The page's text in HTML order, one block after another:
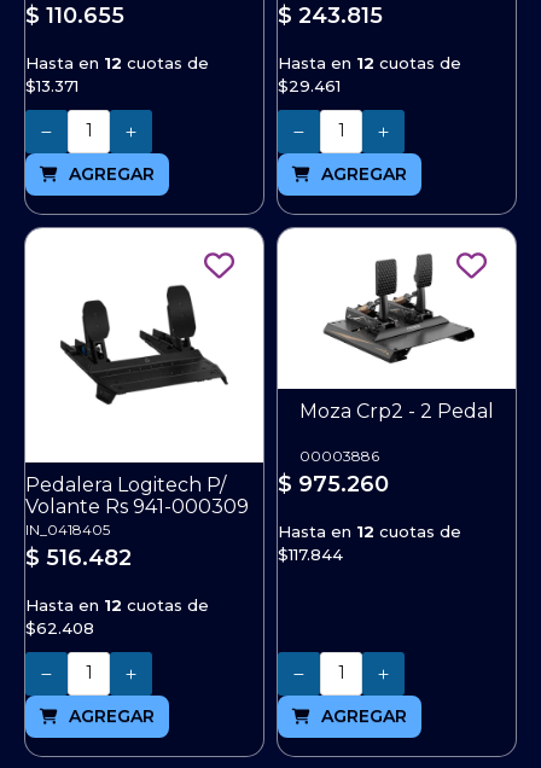
$ 110.655
Hasta en 12 cuotas de
$13.371
Cantidad
AGREGAR
$ 243.815
Hasta en 12 cuotas de
$29.461
Cantidad
AGREGAR
Pedalera Logitech P/
Volante Rs 941-000309
IN_0418405
$ 516.482
Hasta en 12 cuotas de
$62.408
Cantidad
AGREGAR
Moza Crp2 - 2 Pedal
00003886
$ 975.260
Hasta en 12 cuotas de
$117.844
Cantidad
AGREGAR